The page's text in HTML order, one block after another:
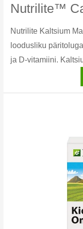
Nutrilite™
Nutrilite Kaltsium
loodusliku
ja D-vitamiini.